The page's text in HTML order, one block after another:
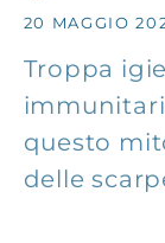
20 MAGGIO
Troppa
questo
delle